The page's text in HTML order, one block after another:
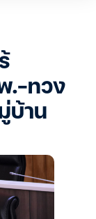
.-ทวง
บ้าน